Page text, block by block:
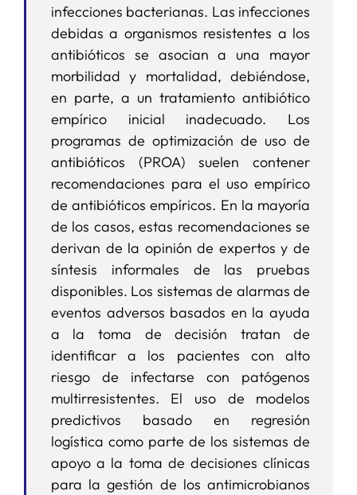
infecciones bacterianas. Las infecciones
debidas a organismos resistentes a los
antibióticos se asocian a una mayor
morbilidad y mortalidad, debiéndose,
en parte, a un tratamiento antibiótico
empírico inicial inadecuado. Los
programas de optimización de uso de
antibióticos (PROA) suelen contener
recomendaciones para el uso empírico
de antibióticos empíricos. En la mayoría
de los casos, estas recomendaciones se
derivan de la opinión de expertos y de
síntesis informales de las pruebas
disponibles. Los sistemas de alarmas de
eventos adversos basados en la ayuda
a la toma de decisión tratan de
identificar a los pacientes con alto
riesgo de infectarse con patógenos
multirresistentes. El uso de modelos
predictivos basado en regresión
logística como parte de los sistemas de
apoyo a la toma de decisiones clínicas
para la gestión de los antimicrobianos